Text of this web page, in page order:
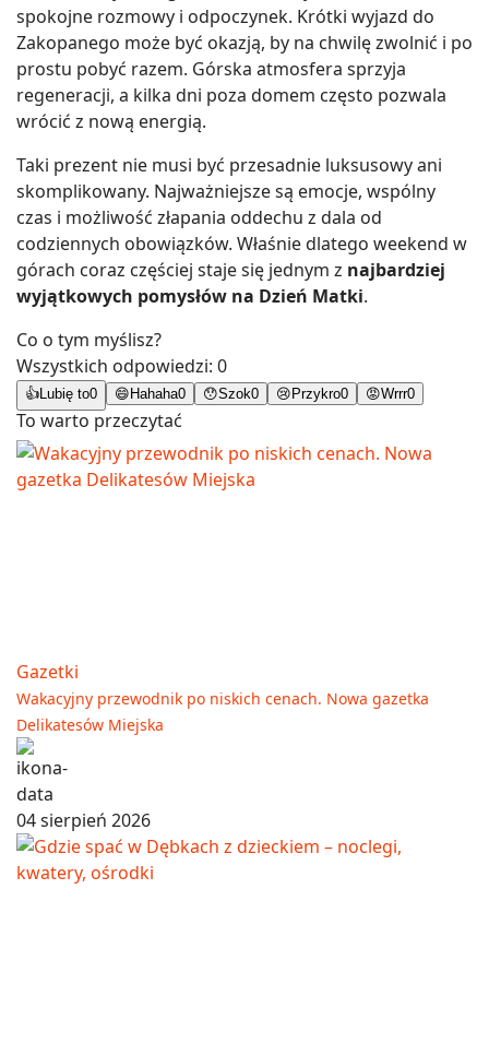
spokojne rozmowy i odpoczynek. Krótki wyjazd do
Zakopanego może być okazją, by na chwilę zwolnić i po
prostu pobyć razem. Górska atmosfera sprzyja
regeneracji, a kilka dni poza domem często pozwala
wrócić z nową energią.
Taki prezent nie musi być przesadnie luksusowy ani
skomplikowany. Najważniejsze są emocje, wspólny
czas i możliwość złapania oddechu z dala od
codziennych obowiązków. Właśnie dlatego weekend w
górach coraz częściej staje się jednym z najbardziej
wyjątkowych pomysłów na Dzień Matki.
Co o tym myślisz?
Wszystkich odpowiedzi: 0
👍Lubię to0 😄 Hahaha0 😯Szok0 😢 Przykro0 😡Wrrr0
To warto przeczytać
Gazetki
Wakacyjny przewodnik po niskich cenach. Nowa gazetka
Delikatesów Miejska
04 sierpień 2026